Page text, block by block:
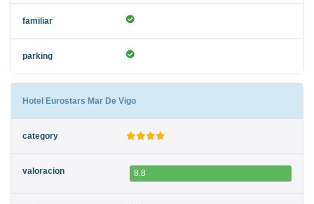
Hotel Eurostars Mar De Vigo
8.8